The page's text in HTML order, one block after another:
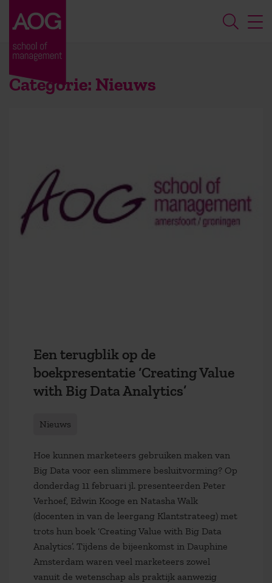
Categorie: Nieuws
Een terugblik op de
boekpresentatie ‘Creating Value
with Big Data Analytics’
Nieuws
Hoe kunnen marketeers gebruiken maken van
Big Data voor een slimmere besluitvorming? Op
donderdag 11 februari jl. presenteerden Peter
Verhoef, Edwin Kooge en Natasha Walk
(docenten in van de leergang Klantstrateeg) met
trots hun boek ‘Creating Value with Big Data
Analytics’. Tijdens de bijeenkomst in Dauphine
Amsterdam waren veel marketeers zowel
vanuit de wetenschap als praktijk aanwezig